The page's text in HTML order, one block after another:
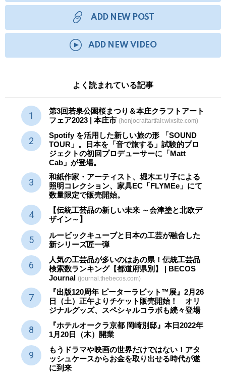
ADD NEW POST
ADD NEW VIDEO
よく読まれている記事
第3回若泉公園桜まつり＆本庄クラフトアート
フェア2023 | 本庄市 (honjocraftartfair.wixsite.com)
Spotify を活用した新しい旅の形 「SOUND
TOUR」。日本を「音で旅する」試験的プロ
ジェクトの初回プロデューサーに「Matt
Cab」が登場。
和紙作家・アーティスト、堀木エリ子による
照明コレクション、家具EC「FLYMEe」にて
数量限定で販売開始。
【伝統工芸品の新しい未来 ～会津塗と北欧デ
ザイン～】
ルービックキューブと日本の工芸が融合した
新シリーズ匠一弾
人気の工芸品が多いのはあの県！伝統工芸品
検索数ランキング【都道府県別】 | BECOS
Journal (journal.thebecos.com)
『出版120周年 ピーターラビット™展』2月26
日（土）正午よりチケット販売開始！ オリ
ジナルグッズ、スペシャルコラボも続々登場
『ホテルオークラ京都 岡崎別邸』本日2022年
1月20日（木）開業
もうドラマや映画の世界だけではない！アタ
ッシュケースからお金を取り出せる時代が遂
に到来